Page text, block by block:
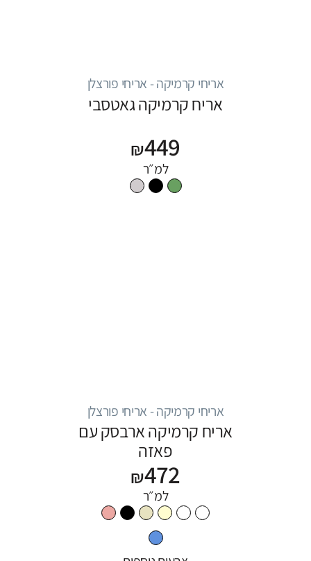
אריחי קרמיקה - אריחי פורצלן
אריח קרמיקה גאטסבי
₪449
למ״ר
אריחי קרמיקה - אריחי פורצלן
אריח קרמיקה ארבסק עם
פאזה
₪472
למ״ר